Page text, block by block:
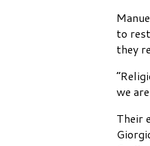
to
they
we
Their